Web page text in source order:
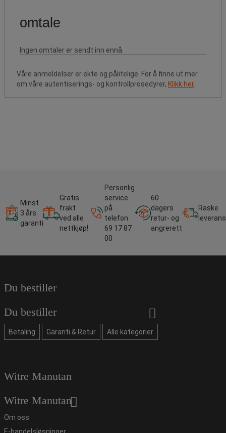
Våre anmeldelser er ekte og pålitelige. For å finne ut mer
om våre autentiserings- og kontrollprosedyrer, Klikk her.
Minst
3 års
garanti
Gratis
frakt
ved alle
nettkjøp!
Personlig
service
på
telefon
69 17 87
00
60
dagers
retur- og
angrerett
Raske
Du bestiller
Du bestiller
Betaling Garanti & Retur Alle kategorier
Witre Manutan
Witre Manutan
Om oss